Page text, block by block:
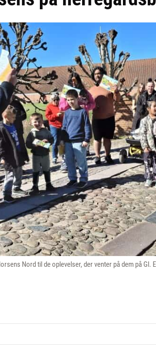
Nord til de oplevelser, der venter på dem på Gl.